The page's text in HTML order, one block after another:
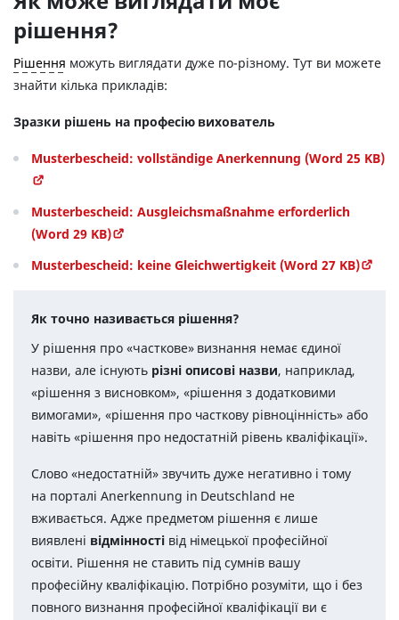
рішення?
Рішення можуть виглядати дуже по-різному. Тут ви можете
знайти кілька прикладів:
Зразки рішень на професію вихователь
Musterbescheid: vollständige Anerkennung (Word 25 KB)
Musterbescheid: Ausgleichsmaßnahme erforderlich
(Word 29 KB)
Musterbescheid: keine Gleichwertigkeit (Word 27 KB)
Як точно називається рішення?
У рішення про «часткове» визнання немає єдиної
назви, але існують різні описові назви, наприклад,
«рішення з висновком», «рішення з додатковими
вимогами», «рішення про часткову рівноцінність» або
навіть «рішення про недостатній рівень кваліфікації».
Слово «недостатній» звучить дуже негативно і тому
на порталі Anerkennung in Deutschland не
вживається. Адже предметом рішення є лише
виявлені відмінності від німецької професійної
освiти. Рішення не ставить під сумнів вашу
професійну кваліфікацію. Потрібно розуміти, що і без
повного визнання професійної кваліфікації ви є